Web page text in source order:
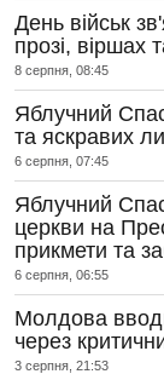
День військ
прозі, віршах
8 серпня, 08:45
Яблучний
та яскравих
6 серпня, 07:45
Яблучний
церкви на
прикмети та
6 серпня, 06:55
Молдова
через
3 серпня, 21:53